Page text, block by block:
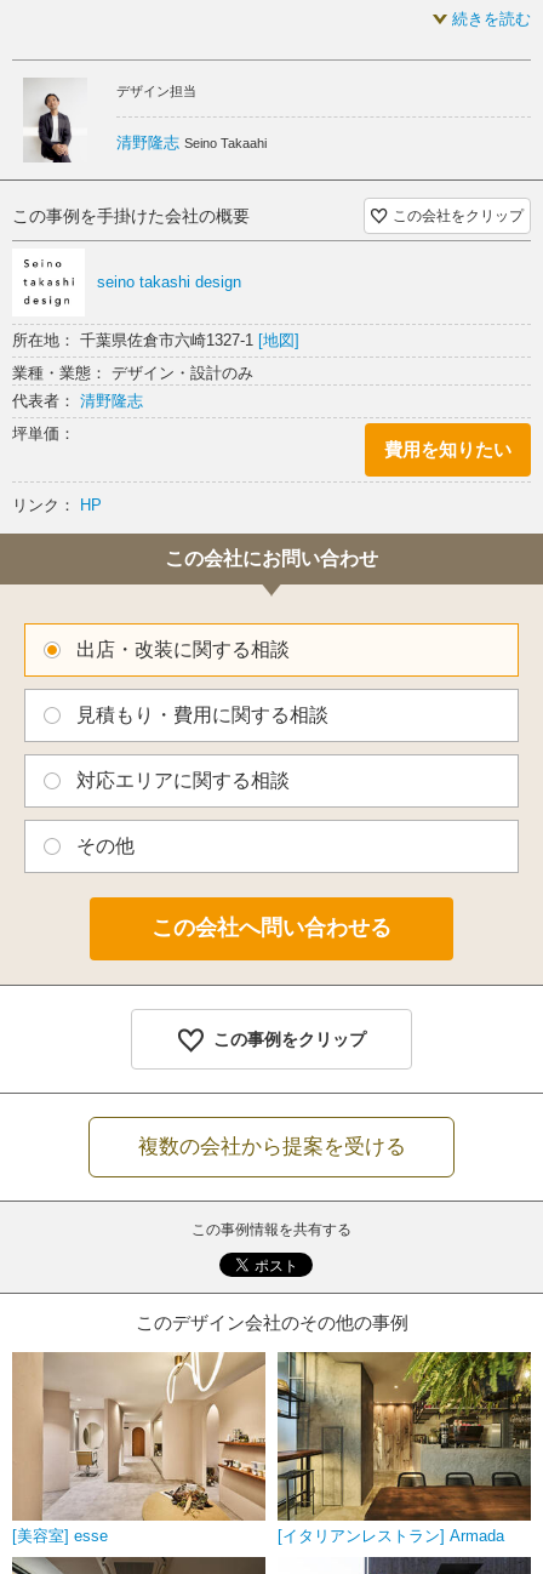
続きを読む
デザイン担当
清野隆志 Seino Takaahi
この事例を手掛けた会社の概要 この会社をクリップ
seino takashi design
所在地： 千葉県佐倉市六崎1327-1 [地図]
業種・業態： デザイン・設計のみ
代表者： 清野隆志
坪単価：
費用を知りたい
リンク： HP
この会社にお問い合わせ
出店・改装に関する相談
見積もり・費用に関する相談
対応エリアに関する相談
その他
この事例をクリップ
複数の会社から提案を受ける
この事例情報を共有する
このデザイン会社のその他の事例
[美容室] esse [イタリアンレストラン] Armada